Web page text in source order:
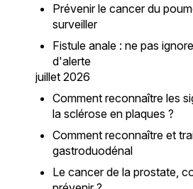
Prévenir le cancer du
surveiller
Fistule anale : ne pas
d'alerte
juillet 2026
Comment reconnaître les
la sclérose en plaques ?
Comment reconnaître et
gastroduodénal
Le cancer de la prostate,